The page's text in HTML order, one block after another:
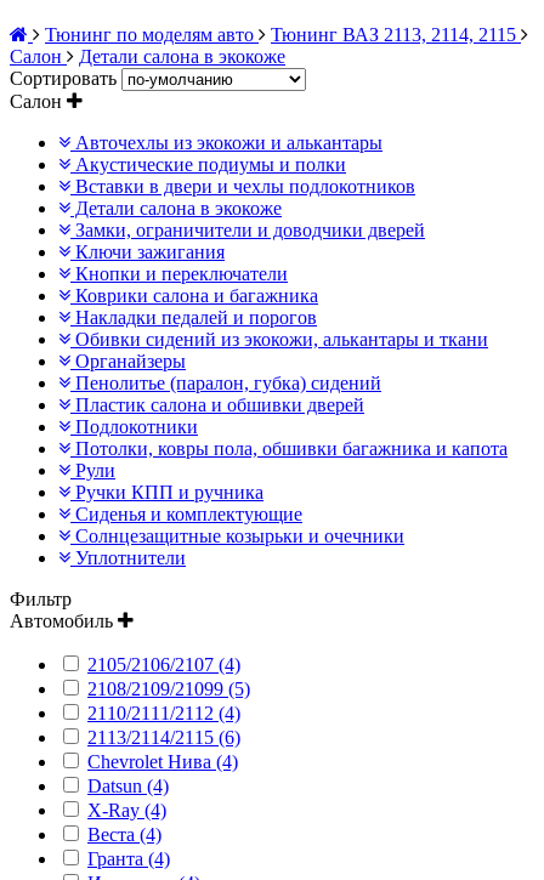
Тюнинг по моделям авто
Тюнинг ВАЗ 2113, 2114, 2115
Салон
Детали салона в экокоже
Сортировать
Салон
Авточехлы из экокожи и алькантары
Акустические подиумы и полки
Вставки в двери и чехлы подлокотников
Детали салона в экокоже
Замки, ограничители и доводчики дверей
Ключи зажигания
Кнопки и переключатели
Коврики салона и багажника
Накладки педалей и порогов
Обивки сидений из экокожи, алькантары и ткани
Органайзеры
Пенолитье (паралон, губка) сидений
Пластик салона и обшивки дверей
Подлокотники
Потолки, ковры пола, обшивки багажника и капота
Рули
Ручки КПП и ручника
Сиденья и комплектующие
Солнцезащитные козырьки и очечники
Уплотнители
Фильтр
Автомобиль
2105/2106/2107 (4)
2108/2109/21099 (5)
2110/2111/2112 (4)
2113/2114/2115 (6)
Chevrolet Нива (4)
Datsun (4)
X-Ray (4)
Веста (4)
Гранта (4)